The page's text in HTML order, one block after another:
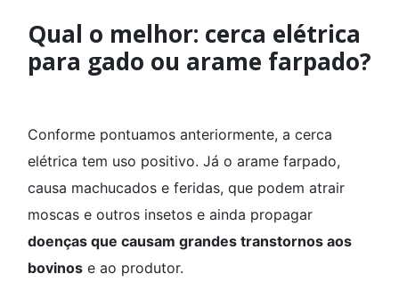
Qual o melhor: cerca elétrica
para gado ou arame farpado?
Conforme pontuamos anteriormente, a cerca
elétrica tem uso positivo. Já o arame farpado,
causa machucados e feridas, que podem atrair
moscas e outros insetos e ainda propagar
doenças que causam grandes transtornos aos
bovinos e ao produtor.